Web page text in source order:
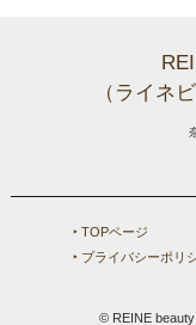
（ライネ
‣ TOPページ
‣ プライバシーポリ
© REINE beauty